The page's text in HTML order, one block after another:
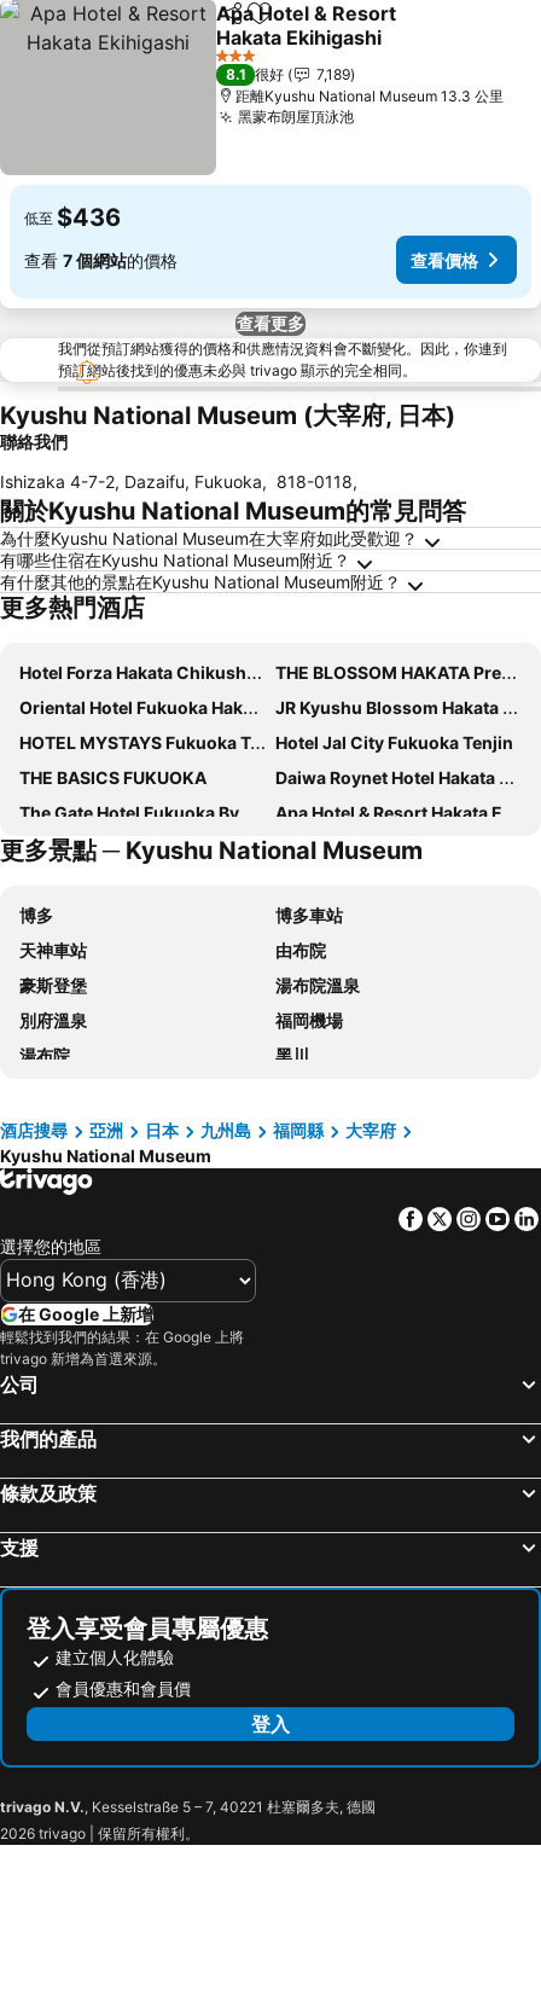
分享 放到收藏夾
Apa Hotel & Resort
Hakata Ekihigashi
查看價格
3 星級
8.1 很好
7,189
距離Kyushu National Museum 13.3 公里
黑蒙布朗屋頂泳池查看價格
低至 $436
查看 7 個網站的價格 查看價格
查看更多
我們從預訂網站獲得的價格和供應情況資料會不斷變化。因此，你連到
預訂網站後找到的優惠未必與 trivago 顯示的完全相同。
Kyushu National Museum (大宰府, 日本)
聯絡我們
Ishizaka 4-7-2, Dazaifu, Fukuoka, 818-0118,
關於Kyushu National Museum的常見問答
為什麼Kyushu National Museum在大宰府如此受歡迎？
有哪些住宿在Kyushu National Museum附近？
有什麼其他的景點在Kyushu National Museum附近？
更多熱門酒店
Hotel Forza Hakata Chikushi-Guchi Ⅰ
THE BLOSSOM HAKATA Premier
Oriental Hotel Fukuoka Hakata Station
JR Kyushu Blossom Hakata Chuo
HOTEL MYSTAYS Fukuoka Tenjin
Hotel Jal City Fukuoka Tenjin
THE BASICS FUKUOKA
Daiwa Roynet Hotel Hakata Reisen PREMIER
The Gate Hotel Fukuoka By Hulic
Apa Hotel & Resort Hakata Ekihigashi
Hotel Oriental Express Fukuoka Tenjin
Cross Life Hakata Tenjin
Miyako Hotel Hakata
Cross Life Hakata Yanagibashi
Richmond Hotel Tenjin Nishidori
Hotel Monterey Fukuoka
Tokyu Stay Hakata
Solaria Nishitetsu Hotel Fukuoka
Richmond Hotel Hakata Ekimae
Mitsui Garden Hotel Fukuoka Gion
克魯姆博西鐵酒店
Daiwa Roynet Hotel Hakata-Gion
Hotel Okura Fukuoka
The Royal Park Canvas Fukuoka Nakasu
Nishitetsu Grand Hotel
Hotel WBF Grande Hakata
Tenza Hotel at Hakata Station
Hakata Tokyu REI Hotel
Nest Hotel Hakata Station
Mitsui Garden Hotel Fukuoka Nakasu
Hotel Oriental Express Fukuoka Nakasu Kawabata
9h nine hours Hakata station
The Royal Park Hotel Fukuoka Hotel Monte Hermana Fukuoka
Hotel Cultia Dazaifu
Ivy Hotel Chikushino
Purple Hotel Futsukaichi
AZ Fukuoka Kanenokuma
南福岡グリーンホテル-Minami Fukuoka Green Hotel
Fukuoka Hotel COCO
Cate no mori - Vacation STAY 20997v
Hotel Nexus Hakatasanno
更多景點 ─ Kyushu National Museum
博多
博多車站
天神車站
由布院
豪斯登堡
湯布院溫泉
別府溫泉
福岡機場
湯布院
黑川
Aso Farm Land
湯布院
黒川溫泉
Nishitetsu Fukuoka (Tenjin) Station
Oita Station
湯田溫泉
Hakozaki Station
Saga Station
Miyajima
Acros Fukuoka
Tojinmachi Station
Meinohama Station
Ogiyama Cherry blossom Garden
Minami Fukuoka Station
Nishitetsu Kurume Station
Kyushu National Museum
Nishitetsu Hall
Sakurai Futamigaura
Nishitetsu Hirao Station
酒店搜尋 亞洲 日本 九州島 福岡縣
大宰府
Kyushu National Museum
Facebook
Twitter
選擇您的地區
在 Google 上新增
輕鬆找到我們的結果：在 Google 上將
trivago 新增為首選來源。
公司
我們的產品
條款及政策
支援
登入享受會員專屬優惠
建立個人化體驗
會員優惠和會員價
登入
trivago N.V., Kesselstraße 5 – 7, 40221 杜塞爾多夫, 德國
2026 trivago | 保留所有權利。